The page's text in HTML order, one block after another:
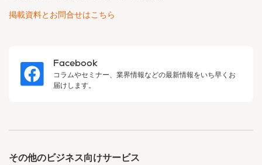
掲載資料とお問合せはこちら
Facebook
コラムやセミナー、業界情報などの最新情報をいち早くお
届けします。
その他のビジネス向けサービス